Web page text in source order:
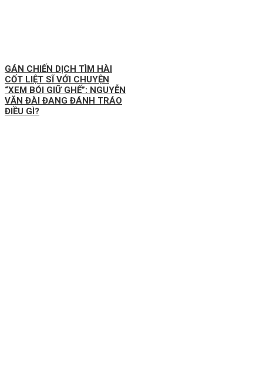
GÁN CHIẾN DỊCH TÌM HÀI
CỐT LIỆT SĨ VỚI CHUYỆN
“XEM BÓI GIỮ GHẾ”: NGUYỄN
VĂN ĐÀI ĐANG ĐÁNH TRÁO
ĐIỀU GÌ?